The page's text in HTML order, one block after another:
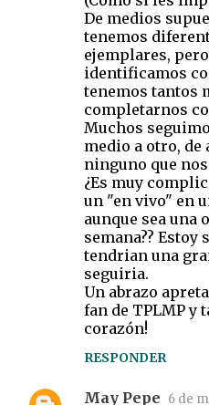
De medios
tenemos
ejemplares,
identificamos
tenemos tantos
completarnos
Muchos
medio a otro,
ninguno que
¿Es muy
un "en vivo" en
aunque sea una
semana?? Estoy
tendrian una
seguiria.
Un abrazo
fan de TPLMP y
corazón!
RESPONDER
May Pepe 6 de